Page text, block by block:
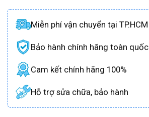
Miễn phí vận chuyển tại TP.HCM
Bảo hành chính hãng toàn quốc
Cam kết chính hãng 100%
Hỗ trợ sửa chữa, bảo hành